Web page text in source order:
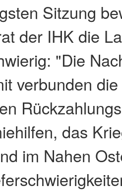
Sitzung
der IHK die
"Die
verbunden
das
im Nahen